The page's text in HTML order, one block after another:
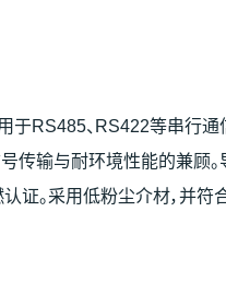
于RS485、RS422等串行通
传输与耐环境性能的兼顾
证。采用低粉尘介材，并符